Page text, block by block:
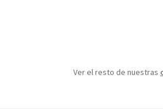
Ver el resto de nuestras